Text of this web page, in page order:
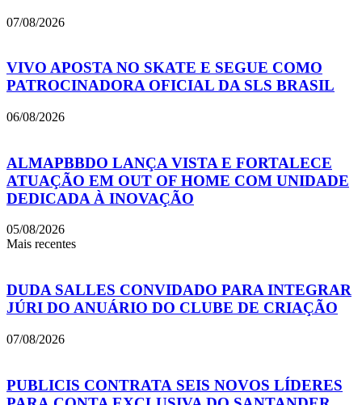
07/08/2026
VIVO APOSTA NO SKATE E SEGUE COMO
PATROCINADORA OFICIAL DA SLS BRASIL
06/08/2026
ALMAPBBDO LANÇA VISTA E FORTALECE
ATUAÇÃO EM OUT OF HOME COM UNIDADE
DEDICADA À INOVAÇÃO
05/08/2026
Mais recentes
DUDA SALLES CONVIDADO PARA INTEGRAR
JÚRI DO ANUÁRIO DO CLUBE DE CRIAÇÃO
07/08/2026
PUBLICIS CONTRATA SEIS NOVOS LÍDERES